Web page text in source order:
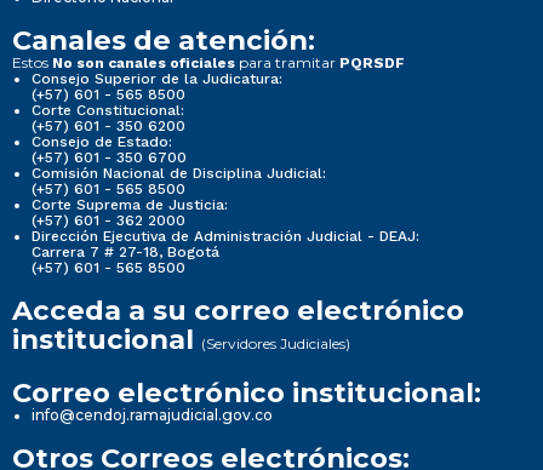
Canales de atención:
Estos No son canales oficiales para tramitar PQRSDF
Consejo Superior de la Judicatura:
(+57) 601 - 565 8500
Corte Constitucional:
(+57) 601 - 350 6200
Consejo de Estado:
(+57) 601 - 350 6700
Comisión Nacional de Disciplina Judicial:
(+57) 601 - 565 8500
Corte Suprema de Justicia:
(+57) 601 - 362 2000
Dirección Ejecutiva de Administración Judicial - DEAJ:
Carrera 7 # 27-18, Bogotá
(+57) 601 - 565 8500
Acceda a su correo electrónico
institucional (Servidores Judiciales)
Correo electrónico institucional:
info@cendoj.ramajudicial.gov.co
Otros Correos electrónicos: